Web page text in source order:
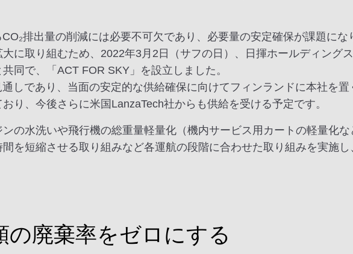
排出量の削減には必要不可欠であり、必要量の安定確保が課題にな
に取り組むため、2022年3月2日（サフの日）、日揮ホールディング
同で、「ACT FOR SKY」を設立しました。
しであり、当面の安定的な供給確保に向けてフィンランドに本社を
り、今後さらに米国LanzaTech社からも供給を受ける予定です。
の水洗いや飛行機の総重量軽量化（機内サービス用カートの軽量化
を短縮させる取り組みなど各運航の段階に合わせた取り組みを実施
廃棄率をゼロにする